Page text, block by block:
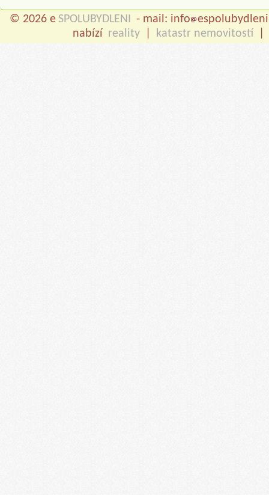
© 2026 e SPOLUBYDLENI - mail: info
nabízí reality katastr nemovitostí